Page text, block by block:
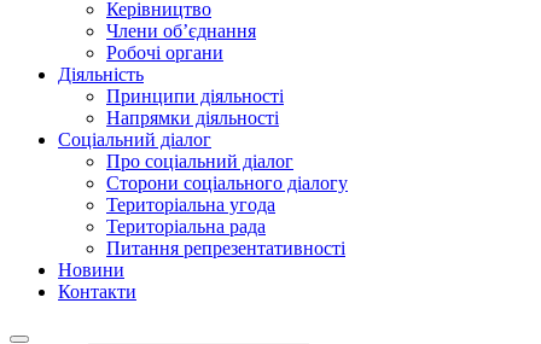
Керівництво
Члени об’єднання
Робочі органи
Діяльність
Принципи діяльності
Напрямки діяльності
Соціальний діалог
Про соціальний діалог
Сторони соціального діалогу
Територіальна угода
Територіальна рада
Питання репрезентативності
Новини
Контакти